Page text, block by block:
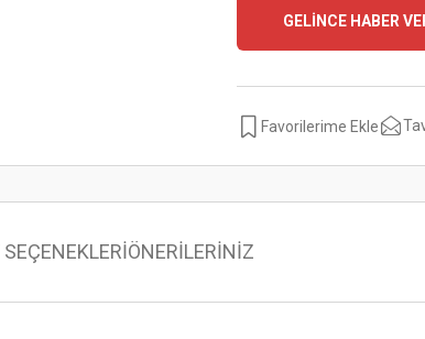
GELİNCE HABER
ÖNERİLERİNİZ